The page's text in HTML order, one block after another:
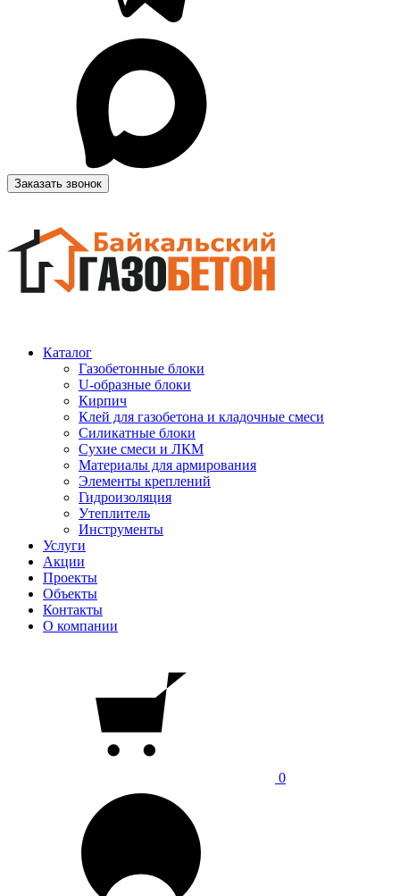
Заказать звонок
Каталог
Газобетонные блоки
U-образные блоки
Кирпич
Клей для газобетона и кладочные смеси
Силикатные блоки
Сухие смеси и ЛКМ
Материалы для армирования
Элементы креплений
Гидроизоляция
Утеплитель
Инструменты
Услуги
Акции
Проекты
Объекты
Контакты
О компании
0